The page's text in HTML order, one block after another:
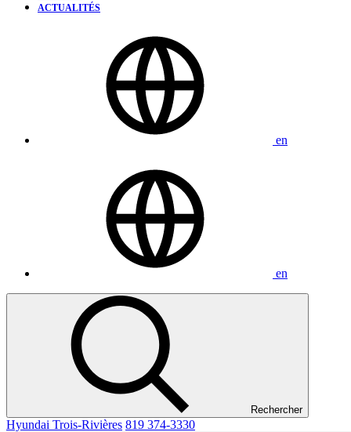
ACTUALITÉS
en
en
Rechercher
Hyundai Trois-Rivières 819 374-3330